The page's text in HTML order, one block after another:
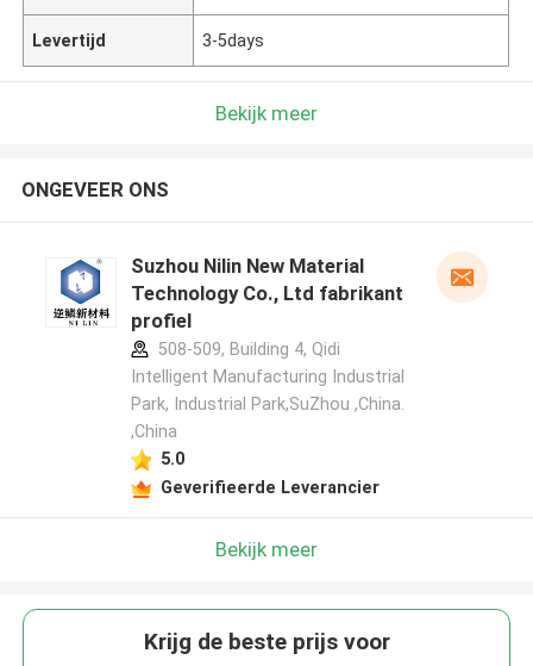
Levertijd 3-5days
Bekijk meer
ONGEVEER ONS
Suzhou Nilin New Material
Technology Co., Ltd fabrikant
profiel
508-509, Building 4, Qidi
Intelligent Manufacturing Industrial
Park, Industrial Park,SuZhou ,China.
,China
5.0
Geverifieerde Leverancier
Bekijk meer
Krijg de beste prijs voor